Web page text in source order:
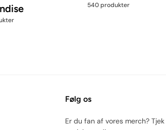
540 produkter
Følg os
Er du fan af vores merch?